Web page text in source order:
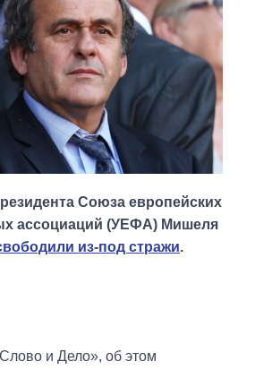
Союза европейских
ассоциаций (УЕФА) Мишеля
из-под стражи.
и Дело», об этом